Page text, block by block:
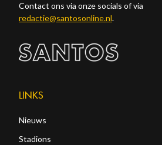
Contact ons via onze socials of via
redactie@santosonline.nl.
LINKS
Nieuws
Stadions